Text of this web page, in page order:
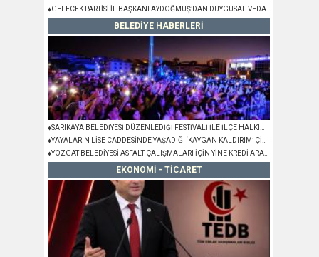
♦GELECEK PARTİSİ İL BAŞKANI AYDOĞMUŞ’DAN DUYGUSAL VEDA
BELEDİYE HABERLERİ
EKONOMİ - TİCARET